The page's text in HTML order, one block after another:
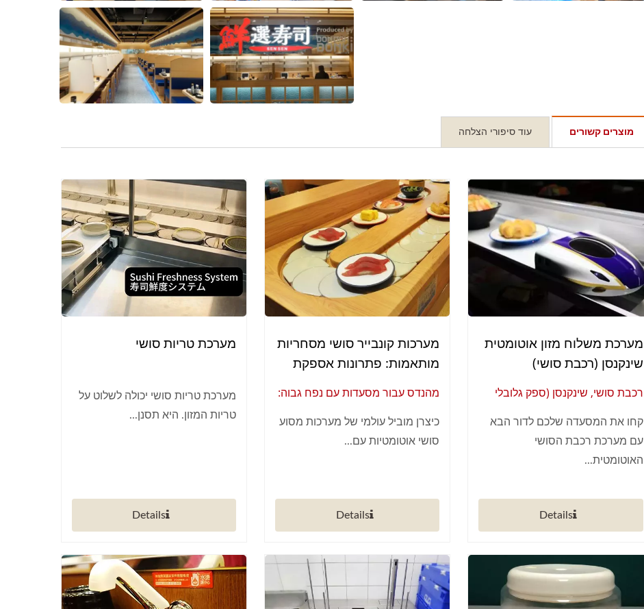
מוצרים קשורים עוד סיפורי הצלחה
מערכת משלוח מזון אוטומטית
שינקנסן (רכבת סושי)
רכבת סושי, שינקנסן (ספק גלובלי
קחו את המסעדה שלכם לדור הבא
עם מערכת רכבת הסושי
האוטומטית...
Details
מערכות קונבייר סושי מסחריות
מותאמות: פתרונות אספקת
מהנדס עבור מסעדות עם נפח גבוה:
מוכחות בשטח
כיצרן מוביל עולמי של מערכות מסוע
סושי אוטומטיות עם...
Details
מערכת טריות סושי
מערכת טריות סושי יכולה לשלוט על
טריות המזון. היא תסנן...
Details